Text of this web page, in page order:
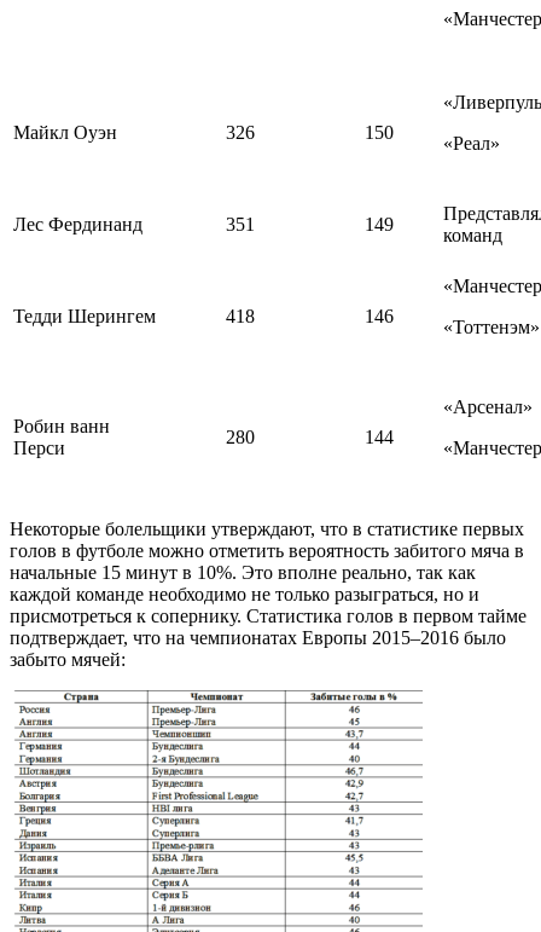
Майкл Оуэн 326 150
«Реал»
Лес Фердинанд 351 149
команд
Тедди Шерингем 418 146
«Тоттенэм»
Робин ванн
Перси
280 144
«Арсенал»
Некоторые болельщики утверждают, что в статистике первых
голов в футболе можно отметить вероятность забитого мяча в
начальные 15 минут в 10%. Это вполне реально, так как
каждой команде необходимо не только разыграться, но и
присмотреться к сопернику. Статистика голов в первом тайме
подтверждает, что на чемпионатах Европы 2015–2016 было
забыто мячей: